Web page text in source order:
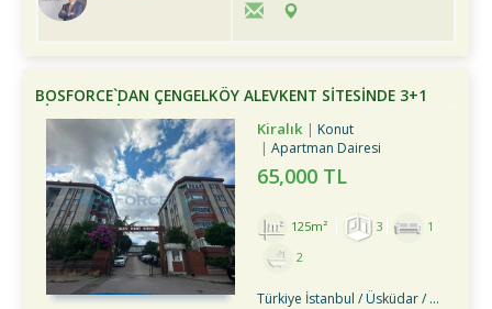
BOSFORCE`DAN ÇENGELKÖY ALEVKENT SİTESİNDE 3+1
KİRALIK DAİRE
Kiralık
Konut
Apartman Dairesi
65,000 TL
125m² 3
1
2
Türkiye İstanbul / Üsküdar/ Kandilli